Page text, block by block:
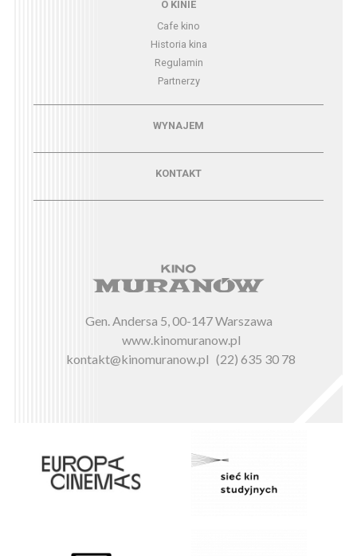
O KINIE
Cafe kino
Historia kina
Regulamin
Partnerzy
Menu - wynajemWYNAJEM
KONTAKT
Gen. Andersa 5, 00-147 Warszawa
www.kinomuranow.pl
kontakt@kinomuranow.pl (22) 635 30 78